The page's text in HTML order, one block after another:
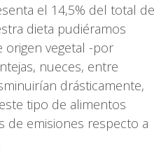
el 14,5% del total de
dieta pudiéramos
vegetal -por
nueces, entre
drásticamente,
tipo de alimentos
de emisiones respecto a